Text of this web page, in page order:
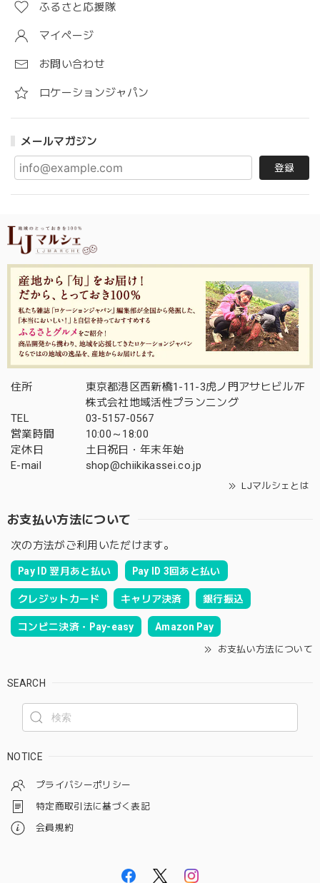
ふるさと応援隊
マイページ
お問い合わせ
ロケーションジャパン
メールマガジン
登録
住所
東京都港区西新橋1-11-3虎ノ門アサヒビル7F
株式会社地域活性プランニング
TEL
03-5157-0567
営業時間
10:00～18:00
定休日
土日祝日・年末年始
E-mail
shop@chiikikassei.co.jp
LJマルシェとは
お支払い方法について
次の方法がご利用いただけます。
Pay ID 翌月あと払い Pay ID 3回あと払い
クレジットカード キャリア決済 銀行振込
コンビニ決済・Pay-easy Amazon Pay
お支払い方法について
SEARCH
NOTICE
プライバシーポリシー
特定商取引法に基づく表記
会員規約